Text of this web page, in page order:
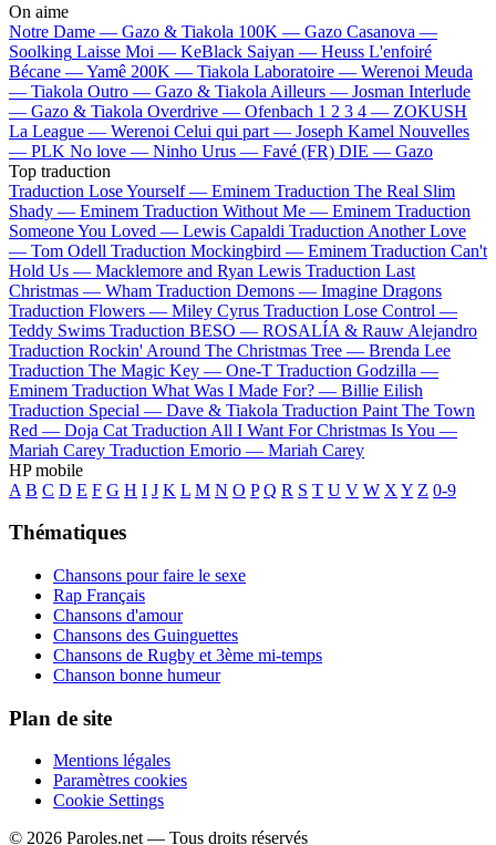
On aime
Notre Dame — Gazo & Tiakola 100K — Gazo Casanova —
Soolking Laisse Moi — KeBlack Saiyan — Heuss L'enfoiré
Bécane —Yamê 200K — Tiakola Laboratoire — Werenoi Meuda
— Tiakola Outro — Gazo & Tiakola Ailleurs — Josman Interlude
— Gazo & Tiakola Overdrive — Ofenbach 1 2 3 4 — ZOKUSH
La League — Werenoi Celui qui part — Joseph Kamel Nouvelles
— PLK No love — Ninho Urus — Favé (FR) DIE — Gazo
Top traduction
Traduction Lose Yourself — Eminem Traduction The Real Slim
Shady — Eminem Traduction Without Me — Eminem Traduction
Someone You Loved — Lewis Capaldi Traduction Another Love
— Tom Odell Traduction Mockingbird — Eminem Traduction Can't
Hold Us — Macklemore and Ryan Lewis Traduction Last
Christmas — Wham Traduction Demons — Imagine Dragons
Traduction Flowers — Miley Cyrus Traduction Lose Control —
Teddy Swims Traduction BESO — ROSALÍA & Rauw Alejandro
Traduction Rockin' Around The Christmas Tree — Brenda Lee
Traduction The Magic Key — One-T Traduction Godzilla —
Eminem Traduction What Was I Made For? — Billie Eilish
Traduction Special — Dave & Tiakola Traduction Paint The Town
Red — Doja Cat Traduction All I Want For Christmas Is You —
Mariah Carey Traduction Emorio — Mariah Carey
HP mobile
A B C D E F G H I J K L M N O P Q R S T U V W X Y Z 0-9
Thématiques
Chansons pour faire le sexe
Rap Français
Chansons d'amour
Chansons des Guinguettes
Chansons de Rugby et 3ème mi-temps
Chanson bonne humeur
Plan de site
Mentions légales
Paramètres cookies
Cookie Settings
© 2026 Paroles.net — Tous droits réservés